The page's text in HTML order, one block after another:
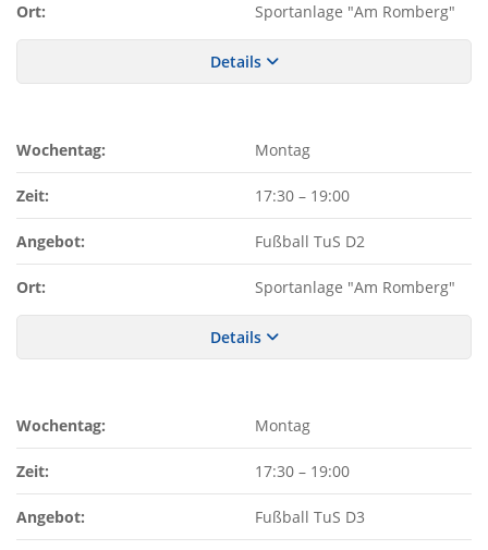
Ort: Sportanlage "Am Romberg"
Details
Wochentag: Montag
Zeit: 17:30 – 19:00
Angebot: Fußball TuS D2
Ort: Sportanlage "Am Romberg"
Details
Wochentag: Montag
Zeit: 17:30 – 19:00
Angebot: Fußball TuS D3